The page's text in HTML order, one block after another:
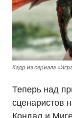
Кадр из сериала
Теперь над
сценаристов
Кондал и